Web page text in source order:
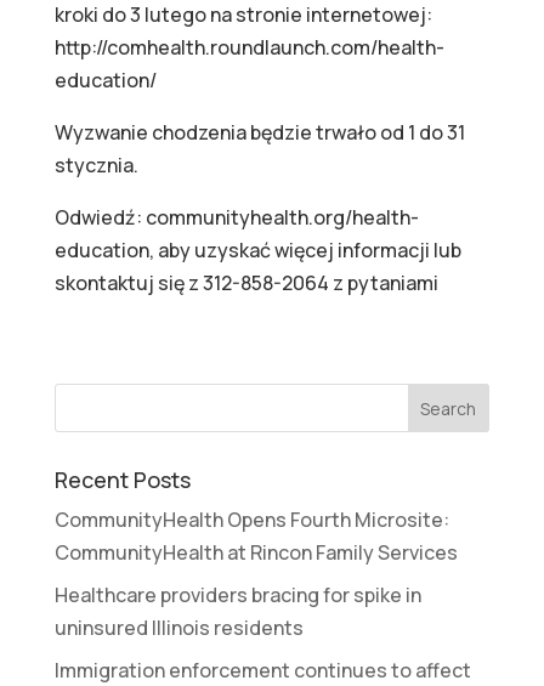
kroki do 3 lutego na stronie internetowej:
http://comhealth.roundlaunch.com/health-
education/
Wyzwanie chodzenia będzie trwało od 1 do 31
stycznia.
Odwiedź: communityhealth.org/health-
education, aby uzyskać więcej informacji lub
skontaktuj się z 312-858-2064 z pytaniami
Recent Posts
CommunityHealth Opens Fourth Microsite:
CommunityHealth at Rincon Family Services
Healthcare providers bracing for spike in
uninsured Illinois residents
Immigration enforcement continues to affect